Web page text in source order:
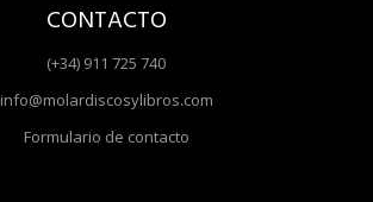
CONTACTO
(+34) 911 725 740
info@molardiscosylibros.com
Formulario de contacto